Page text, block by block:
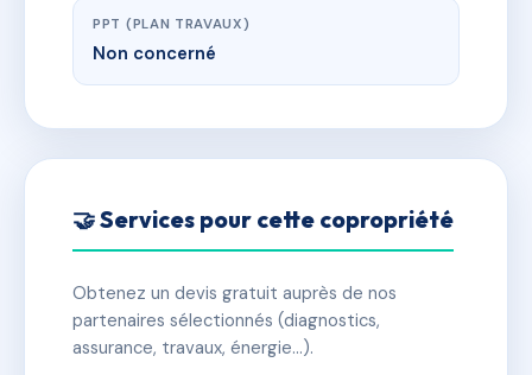
PPT (PLAN TRAVAUX)
Non concerné
🤝 Services pour cette copropriété
Obtenez un devis gratuit auprès de nos
partenaires sélectionnés (diagnostics,
assurance, travaux, énergie…).